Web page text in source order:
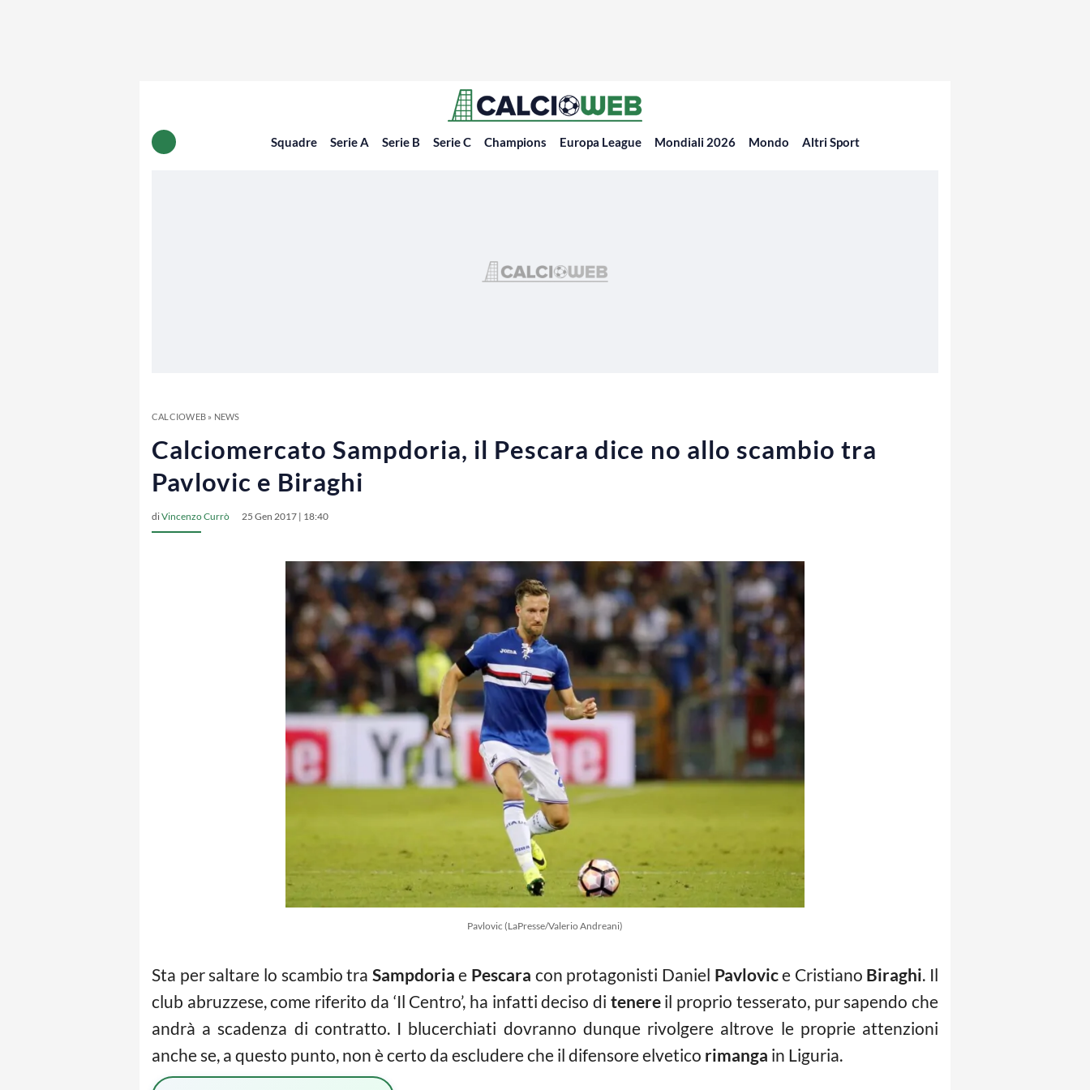
Squadre Serie A Serie B Serie C Champions Europa League Mondiali 2026 Mondo Altri Sport
CALCIOWEB» NEWS
Calciomercato Sampdoria, il Pescara dice no allo scambio tra
Pavlovic e Biraghi
diVincenzo Currò 25 Gen 2017 | 18:40
Pavlovic (LaPresse/Valerio Andreani)
Sta per saltare lo scambio tra Sampdoria e Pescara con protagonisti Daniel Pavlovice Cristiano Biraghi. Il
club abruzzese, come riferito da ‘Il Centro’, ha infatti deciso di tenereil proprio tesserato, pur sapendo che
andrà a scadenza di contratto. I blucerchiati dovranno dunque rivolgere altrove le proprie attenzioni
anche se, a questo punto, non è certo da escludere che il difensore elvetico rimanga in Liguria.